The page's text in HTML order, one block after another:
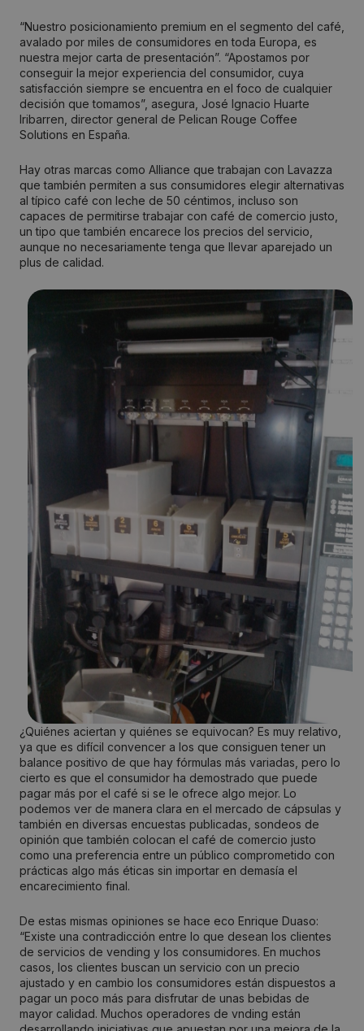
“Nuestro posicionamiento premium en el segmento del café,
avalado por miles de consumidores en toda Europa, es
nuestra mejor carta de presentación”. “Apostamos por
conseguir la mejor experiencia del consumidor, cuya
satisfacción siempre se encuentra en el foco de cualquier
decisión que tomamos”, asegura, José Ignacio Huarte
Iribarren, director general de Pelican Rouge Coffee
Solutions en España.
Hay otras marcas como Alliance que trabajan con Lavazza
que también permiten a sus consumidores elegir alternativas
al típico café con leche de 50 céntimos, incluso son
capaces de permitirse trabajar con café de comercio justo,
un tipo que también encarece los precios del servicio,
aunque no necesariamente tenga que llevar aparejado un
plus de calidad.
¿Quiénes aciertan y quiénes se equivocan? Es muy relativo,
ya que es difícil convencer a los que consiguen tener un
balance positivo de que hay fórmulas más variadas, pero lo
cierto es que el consumidor ha demostrado que puede
pagar más por el café si se le ofrece algo mejor. Lo
podemos ver de manera clara en el mercado de cápsulas y
también en diversas encuestas publicadas, sondeos de
opinión que también colocan el café de comercio justo
como una preferencia entre un público comprometido con
prácticas algo más éticas sin importar en demasía el
encarecimiento final.
De estas mismas opiniones se hace eco Enrique Duaso:
“Existe una contradicción entre lo que desean los clientes
de servicios de vending y los consumidores. En muchos
casos, los clientes buscan un servicio con un precio
ajustado y en cambio los consumidores están dispuestos a
pagar un poco más para disfrutar de unas bebidas de
mayor calidad. Muchos operadores de vnding están